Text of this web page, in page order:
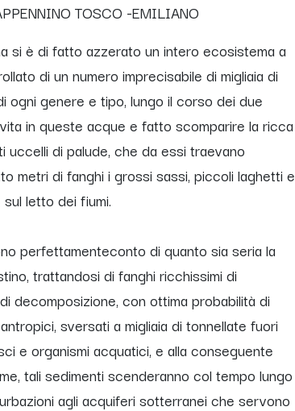
TOSCO -EMILIANO
si è di fatto azzerato un intero ecosistema a
di un numero imprecisabile di migliaia di
ogni genere e tipo, lungo il corso dei due
in queste acque e fatto scomparire la ricca
uccelli di palude, che da essi traevano
metri di fanghi i grossi sassi, piccoli laghetti e
letto dei fiumi.
perfettamenteconto di quanto sia seria la
trattandosi di fanghi ricchissimi di
decomposizione, con ottima probabilità di
sversati a migliaia di tonnellate fuori
e organismi acquatici, e alla conseguente
tali sedimenti scenderanno col tempo lungo
agli acquiferi sotterranei che servono